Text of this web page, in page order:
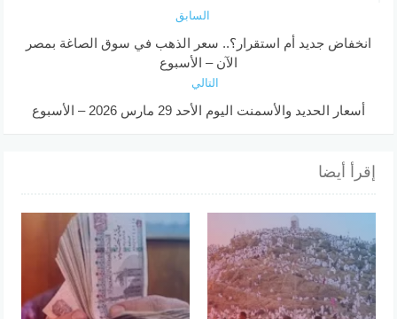
السابق
انخفاض جديد أم استقرار؟.. سعر الذهب في سوق الصاغة بمصر
الآن – الأسبوع
التالي
أسعار الحديد والأسمنت اليوم الأحد 29 مارس 2026 – الأسبوع
إقرأ أيضا